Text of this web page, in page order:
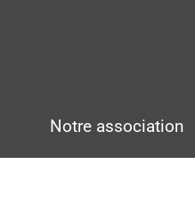
Notre association